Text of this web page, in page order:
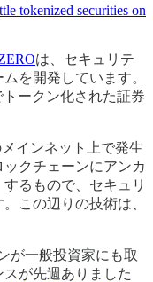
tokenized securities on
は、セキュリテ
を開発しています。
ークン化された証券
インネット上で発生
クチェーンにアンカ
るもので、セキュリ
この辺りの技術は、
が一般投資家にも取
が先週ありました